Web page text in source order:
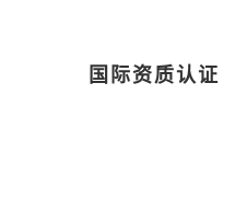
国际资质认证